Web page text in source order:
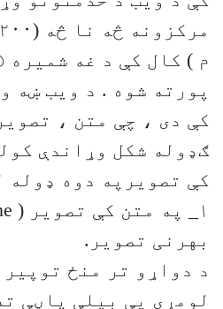
پورته شوه . د ويب ښه
کې دی ، چې متن ،
ګډوله شکل وړاندې
کې تصويرپه دوه ډوله
بهرنی تصوير.
د دواړو تر منځ
لومړی يې بيلې پاڼې